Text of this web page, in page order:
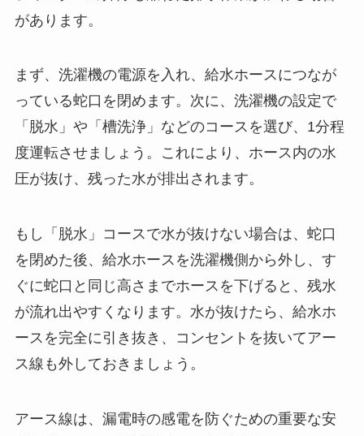
があります。
まず、洗濯機の電源を入れ、給水ホースにつなが
っている蛇口を閉めます。次に、洗濯機の設定で
「脱水」や「槽洗浄」などのコースを選び、1分程
度運転させましょう。これにより、ホース内の水
圧が抜け、残った水が排出されます。
もし「脱水」コースで水が抜けない場合は、蛇口
を閉めた後、給水ホースを洗濯機側から外し、す
ぐに蛇口と同じ高さまでホースを下げると、残水
が流れ出やすくなります。水が抜けたら、給水ホ
ースを完全に引き抜き、コンセントを抜いてアー
ス線も外しておきましょう。
アース線は、漏電時の感電を防ぐための重要な安